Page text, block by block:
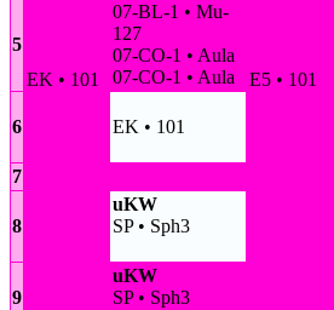
5
EK • 101
07-BL-1 • Mu-
127
07-CO-1 • Aula
07-CO-1 • Aula
E5 • 101
6 EK • 101
7
8
uKW
SP • Sph3
9
uKW
SP • Sph3